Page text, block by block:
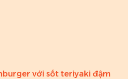
với sốt teriyaki đậm